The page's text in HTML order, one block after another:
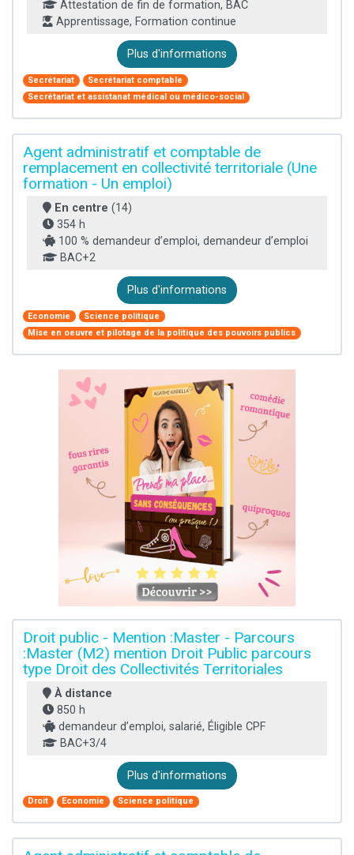
Attestation de fin de formation, BAC
Apprentissage, Formation continue
Plus d'informations
Secrétariat
Secrétariat comptable
Secrétariat et assistanat médical ou médico-social
Agent administratif et comptable de
remplacement en collectivité territoriale (Une
formation - Un emploi)
En centre (14)
354 h
100 % demandeur d’emploi, demandeur d’emploi
BAC+2
Plus d'informations
Economie
Science politique
Mise en oeuvre et pilotage de la politique des pouvoirs publics
Droit public - Mention :Master - Parcours
:Master (M2) mention Droit Public parcours
type Droit des Collectivités Territoriales
À distance
850 h
demandeur d’emploi, salarié, Éligible CPF
BAC+3/4
Plus d'informations
Droit Economie Science politique